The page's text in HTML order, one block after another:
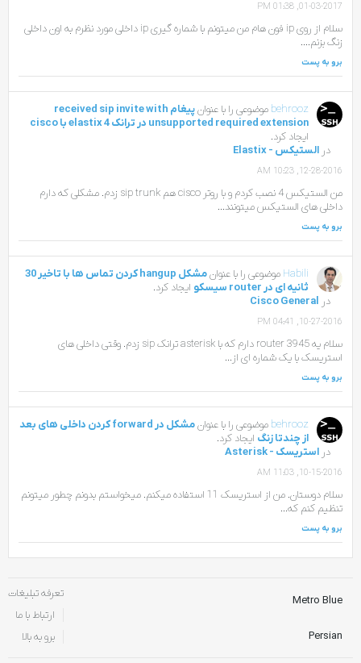
01-03-2017, 01:38 PM
سلام از روی ip فون هام من میتونم با شماره گیری ip داخلی مورد نظرم به اون داخلی
زنگ بزنم....
برو به پست
behrooz موضوعی را با عنوان
پیغام received sip invite with
unsupported required extension در ترانک elastix 4 با cisco
ایجاد کرد.
در الستیکس - Elastix
12-28-2016, 10:23 AM
من الستیکس 4 نصب کردم و با روتر cisco هم sip trunk زدم. مشکلی که دارم
داخلی های الستیکس میتونند...
برو به پست
Habili موضوعی را با عنوان
مشکل hangup کردن تماس ها با تاخیر 30
ثانیه ای در router سیسکو
ایجاد کرد.
در Cisco General
10-27-2016, 04:41 PM
سلام یه router 3945 دارم که با asterisk ترانک sip زدم. وقتی داخلی های
استریسک با یک شماره ای از...
برو به پست
behrooz موضوعی را با عنوان
مشکل در forward کردن داخلی های بعد
از چندتا زنگ ایجاد کرد.
در استریسک - Asterisk
10-15-2016, 11:03 AM
سلام دوستان. من از استریسک 11 استفاده میکنم. میخواستم بدونم چطور میتونم
تنظیم کنم که...
برو به پست
Metro Blue
Persian
تعرفه تبلیغات
ارتباط با ما
برو به بالا